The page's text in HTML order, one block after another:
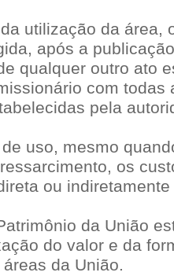
utilização da área,
após a
qualquer outro ato
com todas
pela
uso, mesmo
os
ou
da União
do valor e da
da União.